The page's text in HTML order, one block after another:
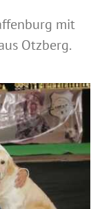
mit
Otzberg.